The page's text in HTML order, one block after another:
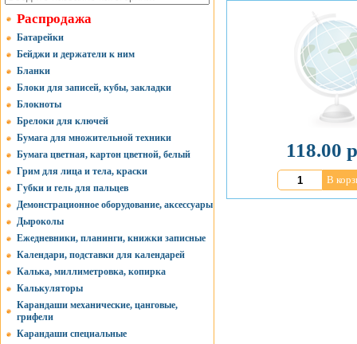
Распродажа
Батарейки
Бейджи и держатели к ним
Бланки
Блоки для записей, кубы, закладки
Блокноты
Брелоки для ключей
Бумага для множительной техники
Бумага цветная, картон цветной, белый
Грим для лица и тела, краски
Губки и гель для пальцев
Демонстрационное оборудование, аксессуары
Дыроколы
Ежедневники, планинги, книжки записные
Календари, подставки для календарей
Калька, миллиметровка, копирка
Калькуляторы
Карандаши механические, цанговые,
грифели
Карандаши специальные
118.00
В